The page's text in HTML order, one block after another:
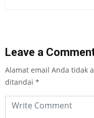
Leave a
Alamat email Anda tidak
ditandai *